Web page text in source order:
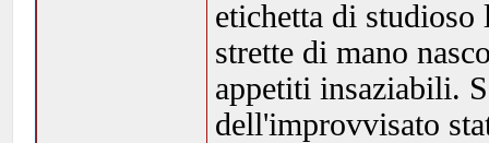
etichetta di
strette di mano
appetiti insaziabili.
dell'improvvisato